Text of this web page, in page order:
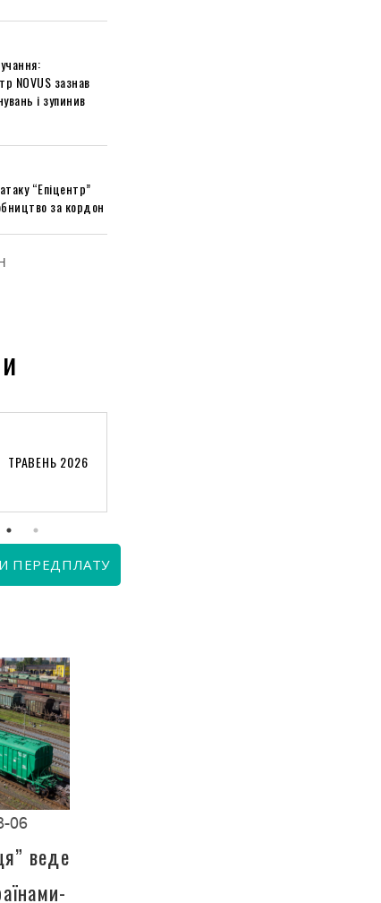
NOVUS зазнав
і зупинив
“Епіцентр”
за кордон
ТРАВЕНЬ 2026
ПЕРЕДПЛАТУ
06
веде